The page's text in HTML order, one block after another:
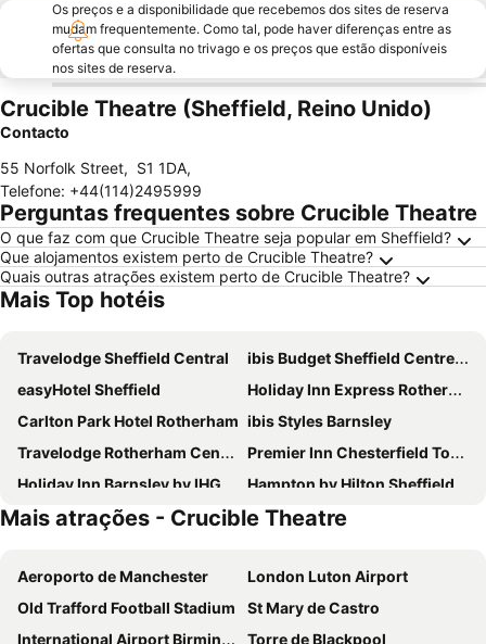
Os preços e a disponibilidade que recebemos dos sites de reserva
mudam frequentemente. Como tal, pode haver diferenças entre as
ofertas que consulta no trivago e os preços que estão disponíveis
nos sites de reserva.
Crucible Theatre (Sheffield, Reino Unido)
Contacto
55 Norfolk Street, S1 1DA,
Telefone: +44(114)2495999
Perguntas frequentes sobre Crucible Theatre
O que faz com que Crucible Theatre seja popular em Sheffield?
Que alojamentos existem perto de Crucible Theatre?
Quais outras atrações existem perto de Crucible Theatre?
Mais Top hotéis
Travelodge Sheffield Central
ibis Budget Sheffield Centre St Marys Gate
easyHotel Sheffield
Holiday Inn Express Rotherham - North By Ihg
Carlton Park Hotel Rotherham ibis Styles Barnsley
Travelodge Rotherham Central
Premier Inn Chesterfield Town Centre hotel
Holiday Inn Barnsley by IHG
Hampton by Hilton Sheffield
ibis Sheffield City
Leonardo Hotel Sheffield
Pastures Hotel
Premier Inn Barnsley Central M1 J37
Premier Inn Sheffield City Centre Angel St
The Moon Inn at Stoney Middleton
Mais atrações - Crucible Theatre
Aeroporto de Manchester
London Luton Airport
Old Trafford Football Stadium
St Mary de Castro
International Airport Birmingham
Torre de Blackpool